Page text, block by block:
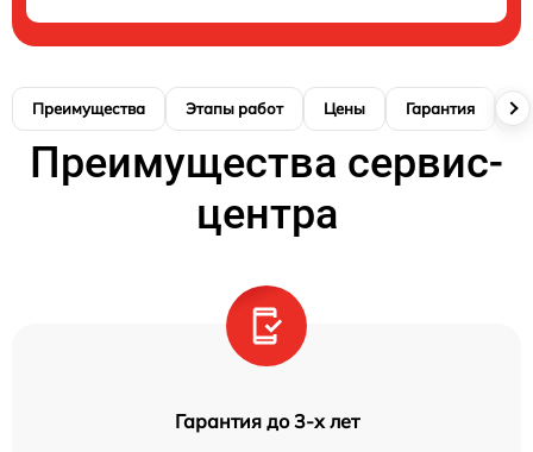
Преимущества Этапы работ Цены Гарантия
Преимущества сервис-
центра
Гарантия до 3-х лет